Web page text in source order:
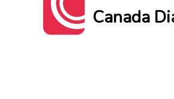
Canada